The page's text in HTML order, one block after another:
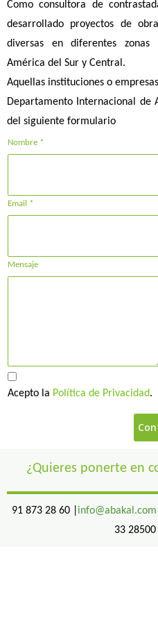
Como consultora de
desarrollado proyectos de
diversas en diferentes
América del Sur y Central.
Aquellas instituciones o
Departamento Internacional de
del siguiente formulario
Nombre *
Email *
Mensaje
Acepto la Política de Privacidad.
¿Quieres ponerte en
91 873 28 60 | info@abakal.com
33